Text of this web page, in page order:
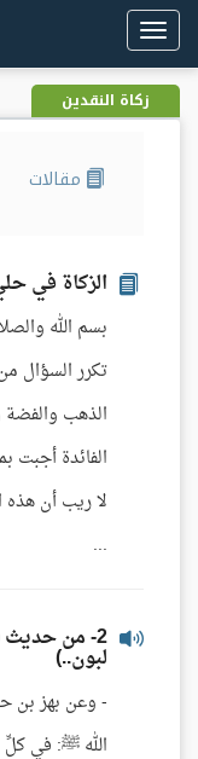
Toggle
navigation
زكاة النقدين
مقالات
الزكاة في
بسم الله
تكرر السؤال
الذهب والفضة
الفائدة أجبت
لا ريب أن هذه
...
2- من حديث
لبون..)
الله ﷺ: في كلِّ